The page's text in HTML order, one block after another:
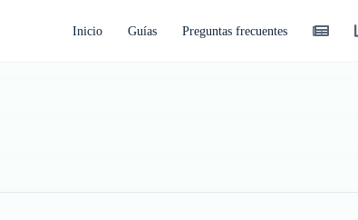
Inicio Guías Preguntas frecuentes